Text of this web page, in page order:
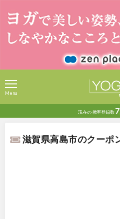
現在の教室登録数
Menu
滋賀県高島市のクーポ